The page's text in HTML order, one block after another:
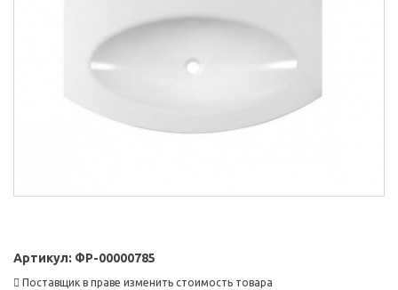
Артикул: ФР-00000785
Поставщик в праве изменить стоимость товара